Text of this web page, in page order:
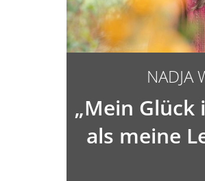
NADJA
„Mein
als meine